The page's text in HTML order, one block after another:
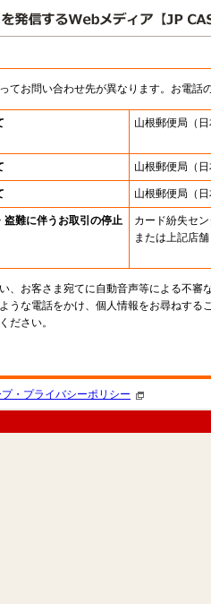
てお問い合わせ先が異なります。お電話
山根郵便局 （
山根郵便局 （
山根郵便局 （
盗難に伴うお取引の停止
カード紛失セ
または上記店舗
、お客さま宛てに自動音声等による不審
うな電話をかけ、個人情報をお尋ねする
ださい。
・プライバシーポリシー